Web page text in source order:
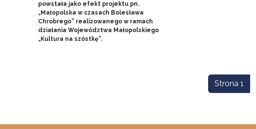
powstała jako efekt projektu pn.
„Małopolska w czasach Bolesława
Chrobrego” realizowanego w ramach
działania Województwa Małopolskiego
„Kultura na szóstkę”.
Strona 1